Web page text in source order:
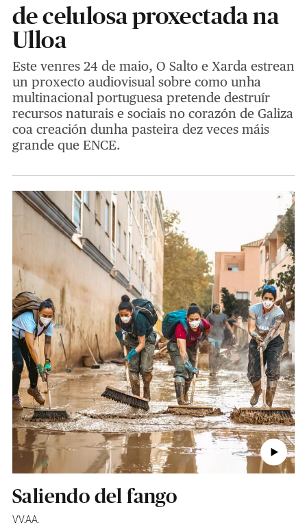
de celulosa proxectada na
Ulloa
Este venres 24 de maio, O Salto e Xarda estrean
un proxecto audiovisual sobre como unha
multinacional portuguesa pretende destruír
recursos naturais e sociais no corazón de Galiza
coa creación dunha pasteira dez veces máis
grande que ENCE.
Saliendo del fango
VV.AA.